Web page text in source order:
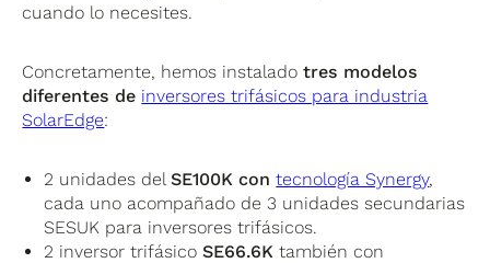
cuando lo necesites.
Concretamente, hemos instaladotres modelos
diferentes de inversores trifásicos para industria
SolarEdge:
2 unidades delSE100K contecnología Synergy,
cada uno acompañado de 3 unidades secundarias
SESUK para inversores trifásicos.
2 inversor trifásico SE66.6K también con